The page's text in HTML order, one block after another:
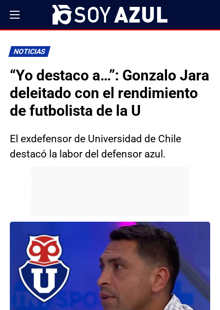
NOTICIAS
“Yo destaco a…”: Gonzalo Jara
deleitado con el rendimiento
de futbolista de la U
El exdefensor de Universidad de Chile
destacó la labor del defensor azul.